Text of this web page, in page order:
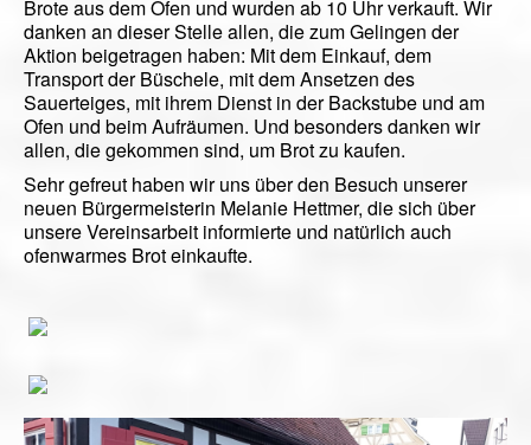
Brote aus dem Ofen und wurden ab 10 Uhr verkauft. Wir
danken an dieser Stelle allen, die zum Gelingen der
Aktion beigetragen haben: Mit dem Einkauf, dem
Transport der Büschele, mit dem Ansetzen des
Sauerteiges, mit ihrem Dienst in der Backstube und am
Ofen und beim Aufräumen. Und besonders danken wir
allen, die gekommen sind, um Brot zu kaufen.
Sehr gefreut haben wir uns über den Besuch unserer
neuen Bürgermeisterin Melanie Hettmer, die sich über
unsere Vereinsarbeit informierte und natürlich auch
ofenwarmes Brot einkaufte.